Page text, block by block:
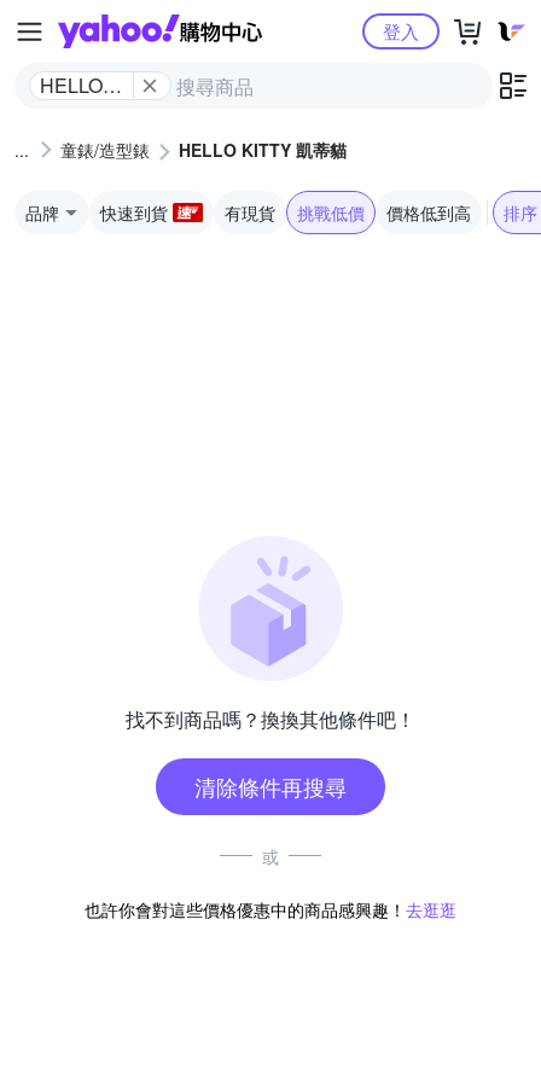
Yahoo購物中心
HELLO
蒂貓
登入
童錶/造型錶 HELLO KITTY 凱蒂貓
品牌 快速到貨 有現貨 挑戰低價 價格低到高 排序
找不到商品嗎？換換其他條件吧！
清除條件再搜尋
或
也許你會對這些價格優惠中的商品感興趣！ 去逛逛